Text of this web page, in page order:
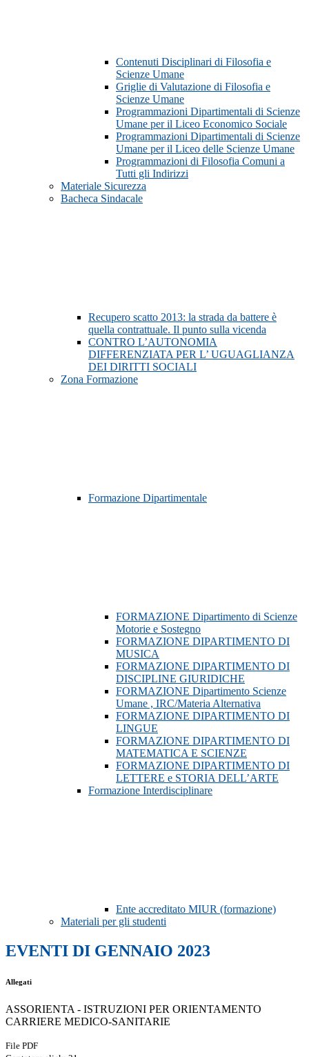
Contenuti Disciplinari di Filosofia e
Scienze Umane
Griglie di Valutazione di Filosofia e
Scienze Umane
Programmazioni Dipartimentali di Scienze
Umane per il Liceo Economico Sociale
Programmazioni Dipartimentali di Scienze
Umane per il Liceo delle Scienze Umane
Programmazioni di Filosofia Comuni a
Tutti gli Indirizzi
Materiale Sicurezza
Bacheca Sindacale
Recupero scatto 2013: la strada da battere è
quella contrattuale. Il punto sulla vicenda
CONTRO L’AUTONOMIA
DIFFERENZIATA PER L’ UGUAGLIANZA
DEI DIRITTI SOCIALI
Zona Formazione
Formazione Dipartimentale
FORMAZIONE Dipartimento di Scienze
Motorie e Sostegno
FORMAZIONE DIPARTIMENTO DI
MUSICA
FORMAZIONE DIPARTIMENTO DI
DISCIPLINE GIURIDICHE
FORMAZIONE Dipartimento Scienze
Umane , IRC/Materia Alternativa
FORMAZIONE DIPARTIMENTO DI
LINGUE
FORMAZIONE DIPARTIMENTO DI
MATEMATICA E SCIENZE
FORMAZIONE DIPARTIMENTO DI
LETTERE e STORIA DELL’ARTE
Formazione Interdisciplinare
Ente accreditato MIUR (formazione)
Materiali per gli studenti
EVENTI DI GENNAIO 2023
Allegati
ASSORIENTA - ISTRUZIONI PER ORIENTAMENTO
CARRIERE MEDICO-SANITARIE
File PDF